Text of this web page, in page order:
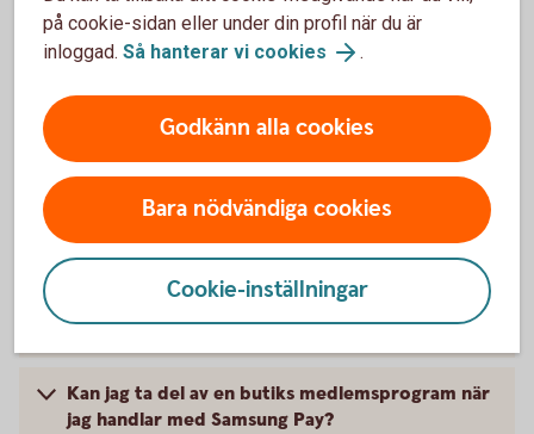
Samsung Pay
Vilka kort går att använda med Samsung Pay?
Är det säkert att betala med Samsung Pay?
Kan jag ta ut pengar ur en uttagsautomat med
Samsung Pay?
Kan jag ta del av en butiks medlemsprogram när
jag handlar med Samsung Pay?
på cookie-sidan eller under din profil när du är
inloggad. Så hanterar vi cookies .
Godkänn alla cookies
Bara nödvändiga cookies
Cookie-inställningar